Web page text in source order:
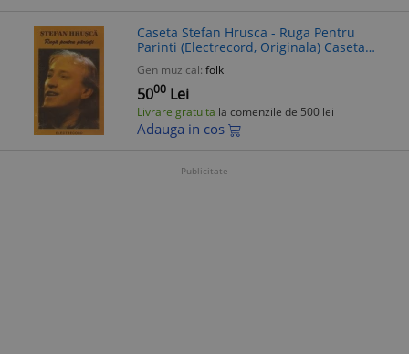
Caseta Stefan Hrusca - Ruga Pentru
Parinti (Electrecord, Originala) Caseta
Audio Muzica
Gen muzical: folk
5000 Lei
Livrare gratuita la comenzile de 500 lei
Adauga in cos
Publicitate